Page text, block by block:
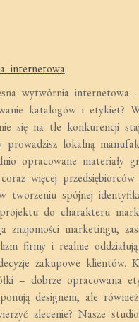
internetowa
wytwórnia internetowa
katalogów i etykiet?
się na tle konkurencji
prowadzisz lokalną
opracowane materiały
więcej
tworzeniu spójnej
do charakteru
marketingu,
firmy i realnie
zakupowe klientów.
– dobrze opracowana
designem, ale
zlecenie? Nasze